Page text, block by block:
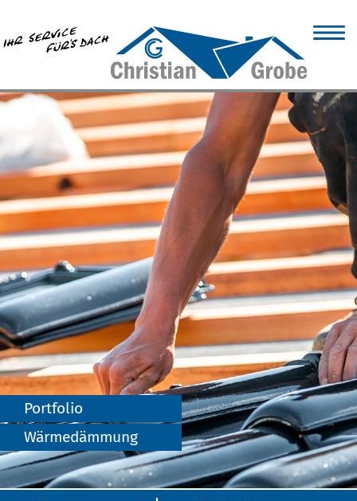
Port­fo­lio
Wärmedämmung